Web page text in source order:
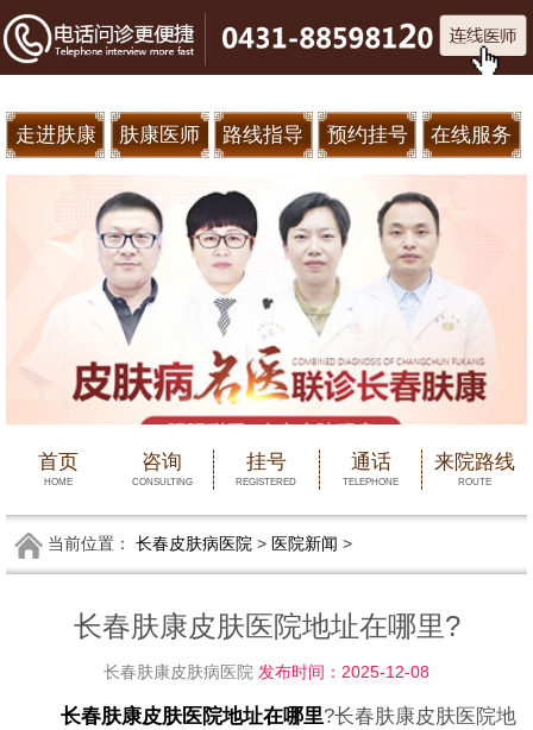
走进肤康 肤康医师 路线指导 预约挂号 在线服务
首页
HOME
咨询
CONSULTING
挂号
REGISTERED
通话
TELEPHONE
来院路线
ROUTE
当前位置： 长春皮肤病医院> 医院新闻 >
长春肤康皮肤医院地址在哪里?
长春肤康皮肤病医院 发布时间：2025-12-08
长春肤康皮肤医院地址在哪里?长春肤康皮肤医院地